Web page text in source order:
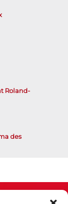
Roland-
des